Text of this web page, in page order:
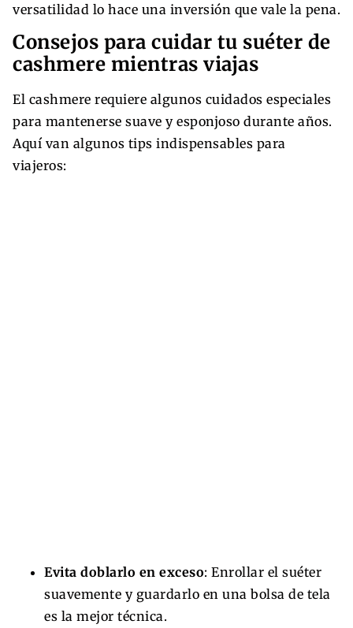
versatilidad lo hace una inversión que vale la pena.
Consejos para cuidar tu suéter de
cashmere mientras viajas
El cashmere requiere algunos cuidados especiales
para mantenerse suave y esponjoso durante años.
Aquí van algunos tips indispensables para
viajeros:
Evita doblarlo en exceso: Enrollar el suéter
suavemente y guardarlo en una bolsa de tela
es la mejor técnica.